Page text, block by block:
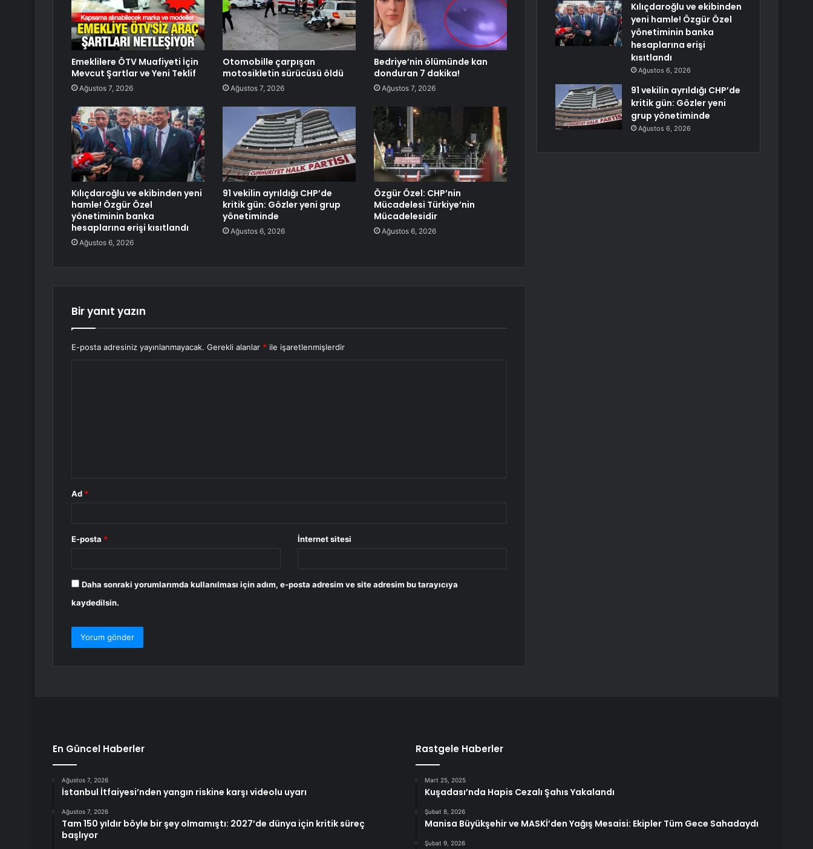
Emeklilere ÖTV Muafiyeti İçin
Mevcut Şartlar ve Yeni Teklif
Ağustos 7, 2026
Otomobille çarpışan
motosikletin sürücüsü öldü
Ağustos 7, 2026
Bedriye’nin ölümünde kan
donduran 7 dakika!
Ağustos 7, 2026
Kılıçdaroğlu ve ekibinden yeni
hamle! Özgür Özel
yönetiminin banka
hesaplarına erişi kısıtlandı
Ağustos 6, 2026
91 vekilin ayrıldığı CHP’de
kritik gün: Gözler yeni grup
yönetiminde
Ağustos 6, 2026
Özgür Özel: CHP’nin
Mücadelesi Türkiye’nin
Mücadelesidir
Ağustos 6, 2026
Bir yanıt yazın
E-posta adresiniz yayınlanmayacak. Gerekli alanlar * ile işaretlenmişlerdir
Ad *
E-posta * İnternet sitesi
Daha sonraki yorumlarımda kullanılması için adım, e-posta adresim ve site adresim bu tarayıcıya
kaydedilsin.
Kılıçdaroğlu ve ekibinden
yeni hamle! Özgür Özel
yönetiminin banka
hesaplarına erişi
kısıtlandı
Ağustos 6, 2026
91 vekilin ayrıldığı CHP’de
kritik gün: Gözler yeni
grup yönetiminde
Ağustos 6, 2026
En Güncel Haberler
Ağustos 7, 2026
İstanbul İtfaiyesi’nden yangın riskine karşı videolu uyarı
Ağustos 7, 2026
Tam 150 yıldır böyle bir şey olmamıştı: 2027’de dünya için kritik süreç
başlıyor
Rastgele Haberler
Mart 25, 2025
Kuşadası’nda Hapis Cezalı Şahıs Yakalandı
Şubat 8, 2026
Manisa Büyükşehir ve MASKİ’den Yağış Mesaisi: Ekipler Tüm Gece Sahadaydı
Şubat 9, 2026